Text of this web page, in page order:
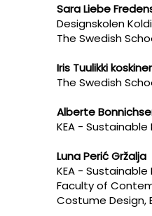
Sara Liebe
Designskolen
The Swedish
Iris Tuulikki
The Swedish
Alberte
KEA - Sustainable
Luna Perić Gržalja
KEA - Sustainable
Faculty of
Costume Design,